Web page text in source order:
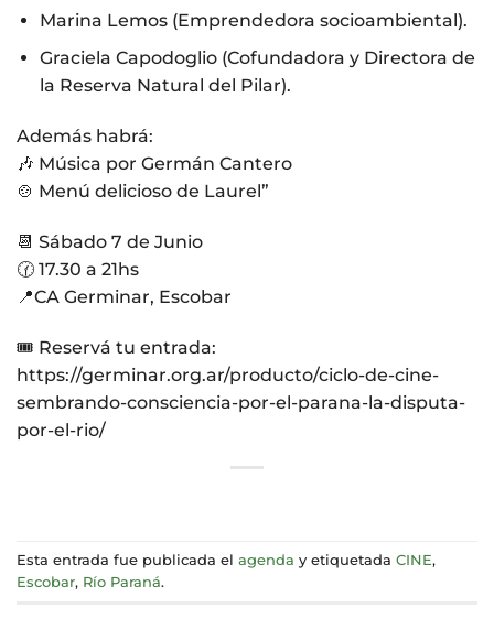
Marina Lemos (Emprendedora socioambiental).
Graciela Capodoglio (Cofundadora y Directora de
la Reserva Natural del Pilar).
Además habrá:
🎶 Música por Germán Cantero
🍲 Menú delicioso de Laurel”
📆 Sábado 7 de Junio
🕜 17.30 a 21hs
📍CA Germinar, Escobar
🎟️ Reservá tu entrada:
https://germinar.org.ar/producto/ciclo-de-cine-
sembrando-consciencia-por-el-parana-la-disputa-
por-el-rio/
Esta entrada fue publicada el agenda y etiquetada CINE,
Escobar, Río Paraná.